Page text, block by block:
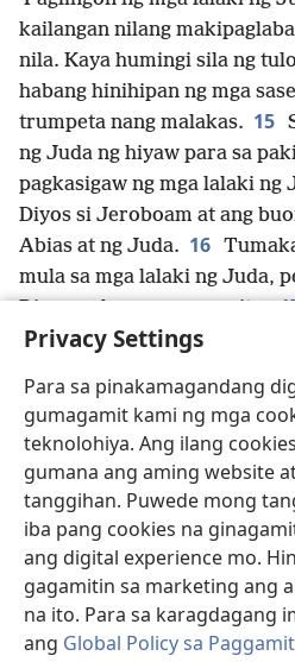
Privacy Settings
Para sa pinakamagandang
gumagamit kami ng mga
teknolohiya. Ang ilang
gumana ang aming website
tanggihan. Puwede mong
iba pang cookies na
ang digital experience mo.
gagamitin sa marketing ang
na ito. Para sa karagdagang
ang Global Policy sa
kailangan nilang
nila. Kaya humingi sila ng
habang hinihipan ng mga
trumpeta nang malakas. 15
ng Juda ng hiyaw para sa
pagkasigaw ng mga lalaki ng
Diyos si Jeroboam at ang
Abias at ng Juda. 16
mula sa mga lalaki ng Juda,
Diyos sa kamay ng mga ito.
napatay ni Abias at ng bayan
nila. 18 Kaya natalo noon
at nanaig ang mga lalaki ng
sila kay Jehova na Diyos ng
Patuloy na hinabol ni Abias
nakasakop siya ng mga
ang katabing mga nayon nito,
katabing mga nayon nito, at
katabing mga nayon nito. 20
Jeroboam ang